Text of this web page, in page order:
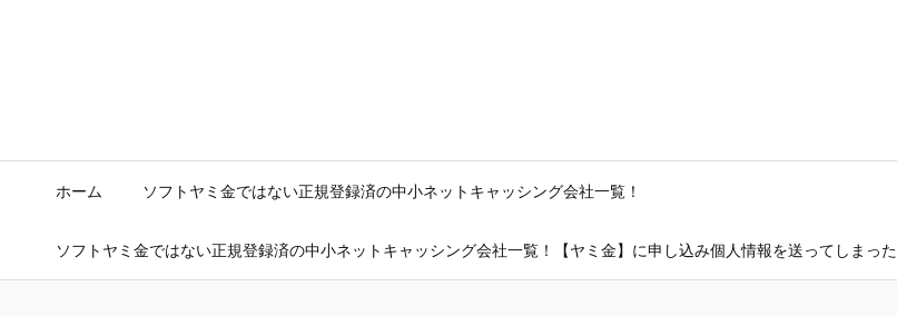
ホーム ソフトヤミ金ではない正規登録済の中小ネットキャッシング会社一覧！
ソフトヤミ金ではない正規登録済の中小ネットキャッシング会社一覧！【ヤミ金】に申し込み個人情報を送ってしまった